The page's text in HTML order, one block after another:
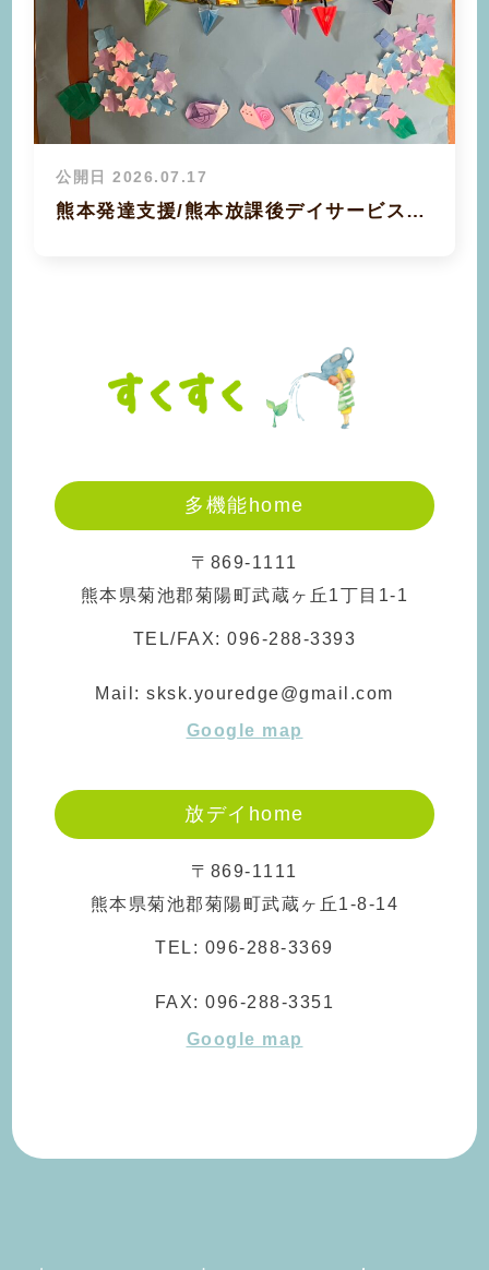
公開日 2026.07.17
熊本発達支援/熊本放課後デイサービス…
多機能home
〒869-1111
熊本県菊池郡菊陽町武蔵ヶ丘1丁目1-1
TEL/FAX:096-288-3393
Mail:sksk.youredge@gmail.com
Google map
放デイhome
〒869-1111
熊本県菊池郡菊陽町武蔵ヶ丘1-8-14
TEL: 096-288-3369
FAX:096-288-3351
Google map